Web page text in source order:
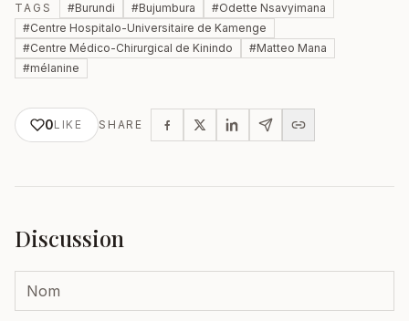
TAGS #Burundi #Bujumbura #Odette Nsavyimana
#Centre Hospitalo-Universitaire de Kamenge
#Centre Médico-Chirurgical de Kinindo #Matteo Mana
#mélanine
0LIKE SHARE
Discussion